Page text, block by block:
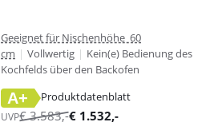
Geeignet für Nischenhöhe 60
cm | Vollwertig | Kein(e) Bedienung des
Kochfelds über den Backofen
A+
Produktdatenblatt
UVP€3.583,-€ 1.532,-